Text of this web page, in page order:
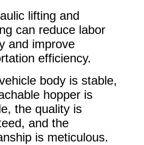
lifting and
can reduce labor
and improve
efficiency.
body is stable,
hopper is
the quality is
and the
is meticulous.